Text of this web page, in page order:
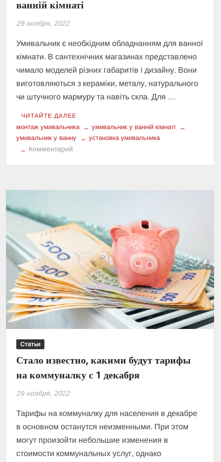
ванній кімнаті
29 ноября, 2022
Умивальник є необхідним обладнанням для ванної
кімнати. В сантехнічних магазинах представлено
чимало моделей різних габаритів і дизайну. Вони
виготовляються з кераміки, металу, натурального
чи штучного мармуру та навіть скла. Для …
ЧИТАЙТЕ ДАЛЕЕ
монтаж умивальника
умивальник у ванній кімнаті
умивальник у ванну
установка умивальника
Комментарий
Статьи
Стало известно, какими будут тарифы
на коммуналку с 1 декабря
29 ноября, 2022
Тарифы на коммуналку для населения в декабре
в основном останутся неизменными. При этом
могут произойти небольшие изменения в
стоимости коммунальных услуг, однако